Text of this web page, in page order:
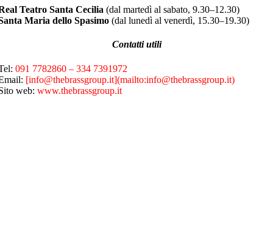
Teatro Santa Cecilia(dal martedì al sabato, 9.30–12.30)
Maria dello Spasimo (dal lunedì al venerdì, 15.30–19.30)
Contatti utili
091 7782860 – 334 7391972
[info@thebrassgroup.it](mailto:info@thebrassgroup.it)
web:www.thebrassgroup.it